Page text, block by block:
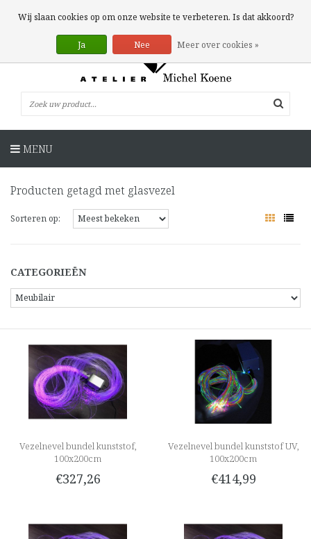
0 Artikelen
MENU
Producten getagd met glasvezel
Sorteren op:
CATEGORIEËN
Vezelnevel bundel kunststof,
100x200cm
€327,26
Vezelnevel bundel kunststof UV,
100x200cm
€414,99
Wij slaan cookies op om onze website te verbeteren. Is dat akkoord?
Ja Nee Meer over cookies »